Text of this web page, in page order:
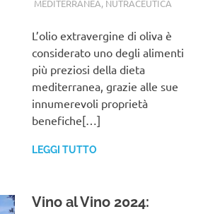
MEDITERRANEA, NUTRACEUTICA
L’olio extravergine di oliva è
considerato uno degli alimenti
più preziosi della dieta
mediterranea, grazie alle sue
innumerevoli proprietà
benefiche[…]
LEGGI TUTTO
Vino al Vino 2024: